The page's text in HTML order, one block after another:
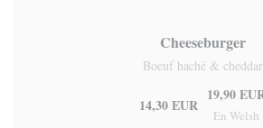
Cheeseburger
Boeuf haché & cheddar
14,30 EUR
19,90
En Welsh